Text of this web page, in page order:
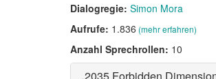
Dialogregie: Simon Mora
Aufrufe: 1.836 (mehr erfahren)
Anzahl Sprechrollen: 10